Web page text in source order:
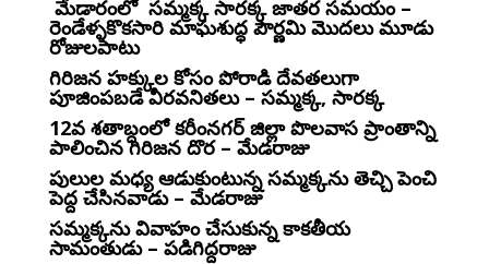
మేడారంలో సమ్మక్క సారక్క జాతర సమయం –
రెండేళ్ళకొకసారి మాఘశుద్ధ పౌర్ణమి మొదలు మూడు
రోజులపాటు
గిరిజన హక్కుల కోసం పోరాడి దేవతలుగా
పూజింపబడే వీరవనితలు – సమ్మక్క, సారక్క
12వ శతాబ్దంలో కరీంనగర్ జిల్లా పొలవాస ప్రాంతాన్ని
పాలించిన గిరిజన దొర – మేడరాజు
పులుల మధ్య ఆడుకుంటున్న సమ్మక్కను తెచ్చి పెంచి
పెద్ద చేసినవాడు – మేడరాజు
సమ్మక్కను వివాహం చేసుకున్న కాకతీయ
సామంతుడు – పడిగిద్దరాజు